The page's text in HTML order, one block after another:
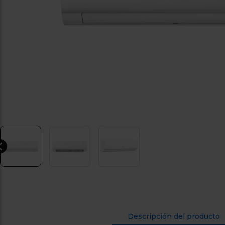
Descripción del producto